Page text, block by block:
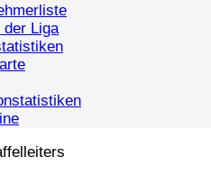
der Liga